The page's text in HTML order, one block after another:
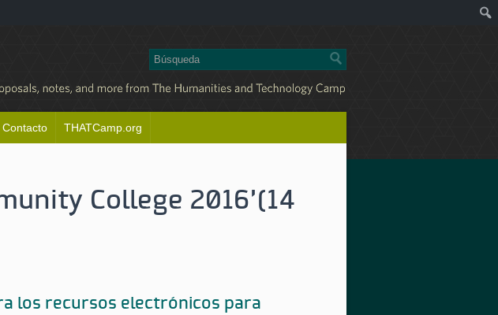
Contacto THATCamp.org
College 2016'(14
los recursos electrónicos para